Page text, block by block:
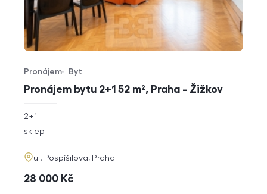
Pronájem bytu 2+1 52 m², Praha - Žižkov
Typ nabídky
Pronájem
Typ nemovitosti
Byt
rozměry
2+1
funkce
sklep
adresa
ul. Pospíšilova, Praha
cena
28 000 Kč